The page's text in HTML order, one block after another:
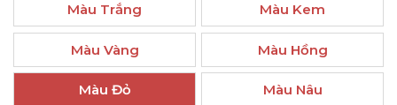
Màu Trắng Màu Kem
Màu Vàng Màu Hồng
Màu Đỏ Màu Nâu